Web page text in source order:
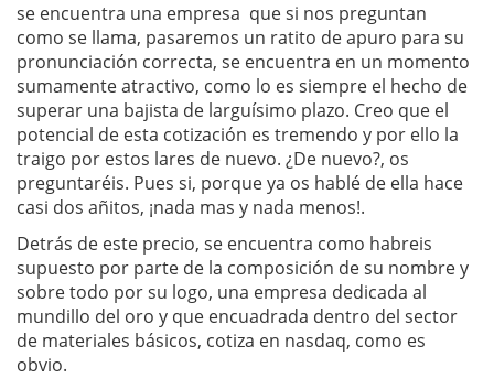
se encuentra una empresa que si nos preguntan
como se llama, pasaremos un ratito de apuro para su
pronunciación correcta, se encuentra en un momento
sumamente atractivo, como lo es siempre el hecho de
superar una bajista de larguísimo plazo. Creo que el
potencial de esta cotización es tremendo y por ello la
traigo por estos lares de nuevo. ¿De nuevo?, os
preguntaréis. Pues si, porque ya os hablé de ella hace
casi dos añitos, ¡nada mas y nada menos!.
Detrás de este precio, se encuentra como habreis
supuesto por parte de la composición de su nombre y
sobre todo por su logo, una empresa dedicada al
mundillo del oro y que encuadrada dentro del sector
de materiales básicos, cotiza en nasdaq, como es
obvio.